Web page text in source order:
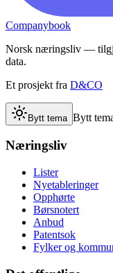
Companybook
Norsk næringsliv —
data.
Et prosjekt fra D&CO
Bytt tema Bytt
Næringsliv
Lister
Nyetableringer
Opphørte
Børsnotert
Anbud
Patentsok
Fylker og